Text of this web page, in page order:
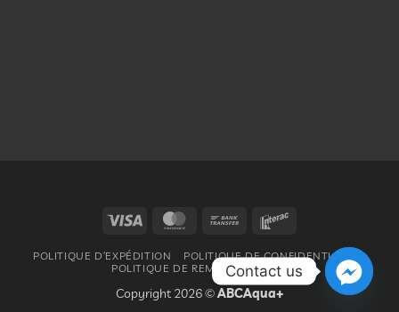
Visa MasterCardBank
POLITIQUE D’EXPÉDITION
POLITIQUE DE CONFIDENTIALITÉ
POLITIQUE DE REMBOURSEMENT
Copyright 2026 ©ABCAqua+
Contact us